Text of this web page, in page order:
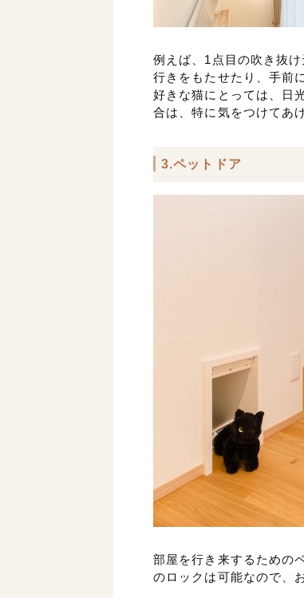
例えば、1点目の吹き抜
行きをもたせたり、手前
好きな猫にとっては、日
合は、特に気をつけてあ
3.ペットドア
部屋を行き来するための
のロックは可能なので、